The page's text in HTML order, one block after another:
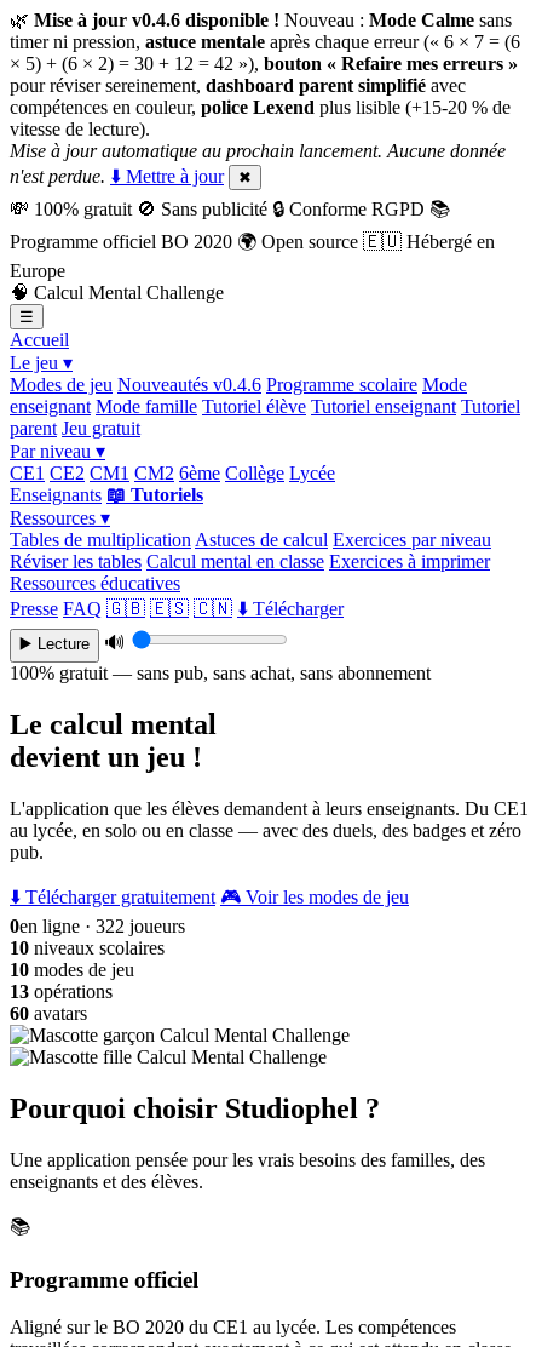
🌿 Mise à jour v0.4.6 disponible ! Nouveau : Mode Calme sans
timer ni pression, astuce mentale après chaque erreur (« 6 × 7 = (6
× 5) + (6 × 2) = 30 + 12 = 42 »), bouton « Refaire mes erreurs »
pour réviser sereinement, dashboard parent simplifié avec
compétences en couleur, police Lexend plus lisible (+15-20 % de
vitesse de lecture).
Mise à jour automatique au prochain lancement. Aucune donnée
n'est perdue. ⬇️ Mettre à jour ✖
💸 100% gratuit 🚫 Sans publicité 🔒 Conforme RGPD 📚
Programme officiel BO 2020 🌍 Open source 🇪🇺 Hébergé en
Europe
🧠 Calcul Mental Challenge
☰
Accueil
Le jeu ▾
Modes de jeu Nouveautés v0.4.6 Programme scolaire Mode
enseignant Mode famille Tutoriel élève Tutoriel enseignant Tutoriel
parent Jeu gratuit
Par niveau ▾
CE1 CE2 CM1 CM2 6ème Collège Lycée
Enseignants 📖 Tutoriels
Ressources ▾
Tables de multiplication Astuces de calcul Exercices par niveau
Réviser les tables Calcul mental en classe Exercices à imprimer
Ressources éducatives
Presse FAQ 🇬🇧 🇪🇸 🇨🇳 ⬇️ Télécharger
▶️ Lecture
🔊
100% gratuit — sans pub, sans achat, sans abonnement
Le calcul mental
devient un jeu !
L'application que les élèves demandent à leurs enseignants. Du CE1
au lycée, en solo ou en classe — avec des duels, des badges et zéro
pub.
⬇️ Télécharger gratuitement 🎮 Voir les modes de jeu
0en ligne · 322 joueurs
10 niveaux scolaires
10 modes de jeu
13 opérations
60 avatars
Pourquoi choisir Studiophel ?
Une application pensée pour les vrais besoins des familles, des
enseignants et des élèves.
📚
Programme officiel
Aligné sur le BO 2020 du CE1 au lycée. Les compétences